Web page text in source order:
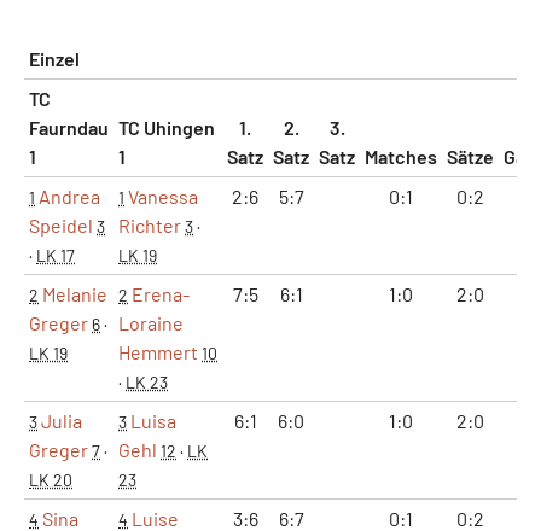
Einzel
TC
Faurndau
1
TC Uhingen
1
1.
Satz
2.
Satz
3.
Satz Matches Sätze
1 Andrea
Speidel 3
· LK 17
1 Vanessa
Richter3·
LK 19
2:6 5:7 0:1 0:2
2 Melanie
Greger 6·
LK 19
2 Erena-
Loraine
Hemmert 10
· LK 23
7:5 6:1 1:0 2:0
3Julia
Greger7·
LK 20
3 Luisa
Gehl 12 · LK
23
6:1 6:0 1:0 2:0
4 Sina
4 Luise
3:6 6:7 0:1 0:2